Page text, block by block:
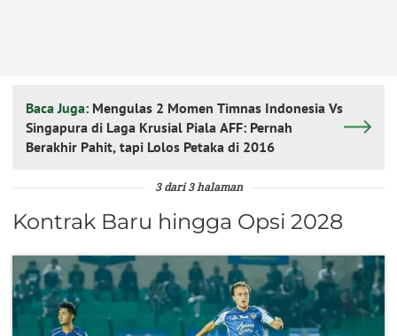
Baca Juga: Mengulas 2 Momen Timnas Indonesia Vs
Singapura di Laga Krusial Piala AFF: Pernah
Berakhir Pahit, tapi Lolos Petaka di 2016
3 dari 3 halaman
Kontrak Baru hingga Opsi 2028